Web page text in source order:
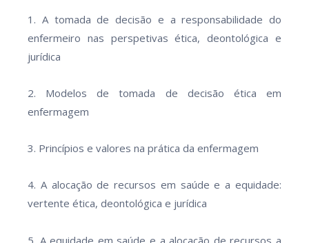
1. A tomada de decisão e a responsabilidade do
enfermeiro nas perspetivas ética, deontológica e
jurídica
2. Modelos de tomada de decisão ética em
enfermagem
3. Princípios e valores na prática da enfermagem
4. A alocação de recursos em saúde e a equidade:
vertente ética, deontológica e jurídica
5. A equidade em saúde e a alocação de recursos a